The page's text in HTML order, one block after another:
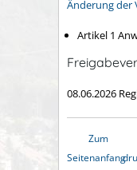
Änderung der
Artikel 1
08.06.2026
Zum
Seitenanfang